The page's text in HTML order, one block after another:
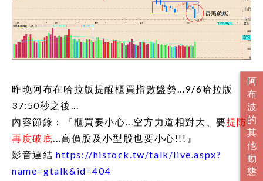
昨晚阿布在哈拉版提醒櫃買指數盤勢...9/6哈拉版
37:50秒之後...
內容節錄：『櫃買要小心...空方力道相對大、要提防
再度破底...高價股 及 小型股也要小心!!!』
影音連結 https://histock.tw/talk/live.aspx?
name=gtalk&id=404